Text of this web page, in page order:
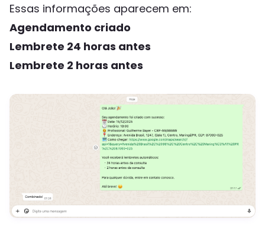
Essas informações aparecem em:
Agendamento criado
Lembrete 24 horas antes
Lembrete 2 horas antes